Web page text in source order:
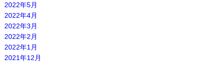
2022年5月
2022年4月
2022年3月
2022年2月
2022年1月
2021年12月